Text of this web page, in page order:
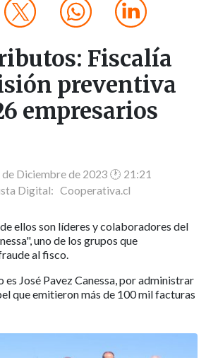
Fiscalía
preventiva
empresarios
Diciembre de 2023 🕐 21:21
Digital: Cooperativa.cl
ellos son líderes y colaboradores del
uno de los grupos que
al fisco.
es José Pavez Canessa, por administrar
que emitieron más de 100 mil facturas